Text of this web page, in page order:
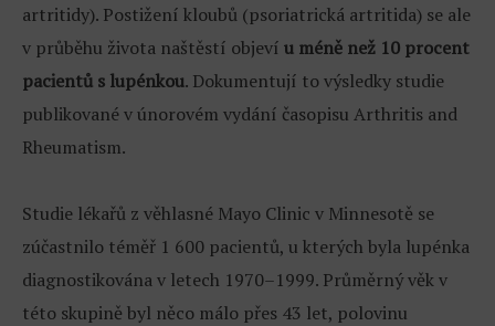
artritidy). Postižení kloubů (psoriatrická artritida) se ale
v průběhu života naštěstí objeví u méně než 10 procent
pacientů s lupénkou. Dokumentují to výsledky studie
publikované v únorovém vydání časopisu Arthritis and
Rheumatism.
Studie lékařů z věhlasné Mayo Clinic v Minnesotě se
zúčastnilo téměř 1 600 pacientů, u kterých byla lupénka
diagnostikována v letech 1970–1999. Průměrný věk v
této skupině byl něco málo přes 43 let, polovinu